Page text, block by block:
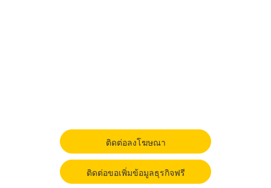
ติดต่อลงโฆษณา
ติดต่อขอเพิ่มข้อมูลธุรกิจฟรี